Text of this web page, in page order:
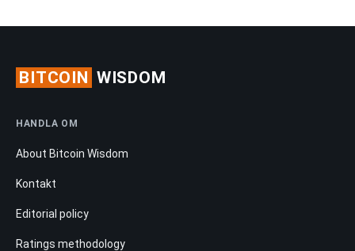
BITCOIN WISDOM
HANDLA OM
About Bitcoin Wisdom
Kontakt
Editorial policy
Ratings methodology